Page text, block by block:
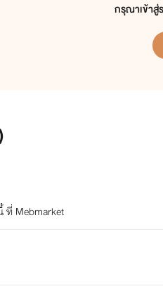
กรุณาเข้าสู่
Mebmarket